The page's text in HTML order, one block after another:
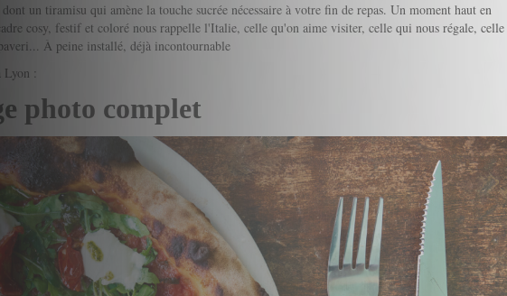
dont un tiramisu qui amène la touche sucrée nécessaire à votre fin de repas. Un moment haut en
cosy, festif et coloré nous rappelle l'Italie, celle qu'on aime visiter, celle qui nous régale, celle
À peine installé, déjà incontournable
Lyon :
photo complet